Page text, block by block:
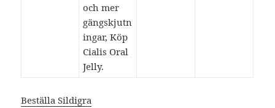
och mer
gängskjutn
ingar, Köp
Cialis Oral
Jelly.
Beställa Sildigra